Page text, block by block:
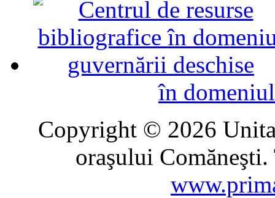
în
Copyright © 2026
oraşului